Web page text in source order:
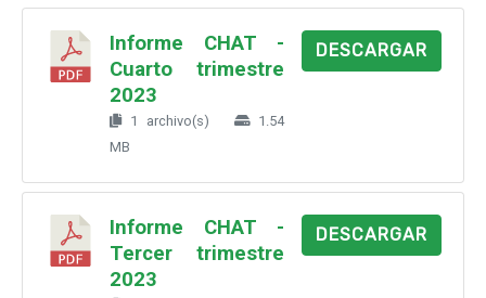
Informe CHAT -
Cuarto trimestre
2023
1 archivo(s)
1.54
MB
DESCARGAR
Informe CHAT -
Tercer trimestre
2023
DESCARGAR